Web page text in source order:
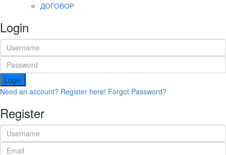
ДОГОВОР
Login
Login
Need an account? Register here! Forgot Password?
Register